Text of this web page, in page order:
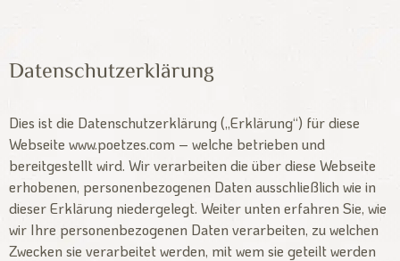
Datenschutzerklärung
Dies ist die Datenschutzerklärung („Erklärung“) für diese
Webseite www.poetzes.com – welche betrieben und
bereitgestellt wird. Wir verarbeiten die über diese Webseite
erhobenen, personenbezogenen Daten ausschließlich wie in
dieser Erklärung niedergelegt. Weiter unten erfahren Sie, wie
wir Ihre personenbezogenen Daten verarbeiten, zu welchen
Zwecken sie verarbeitet werden, mit wem sie geteilt werden